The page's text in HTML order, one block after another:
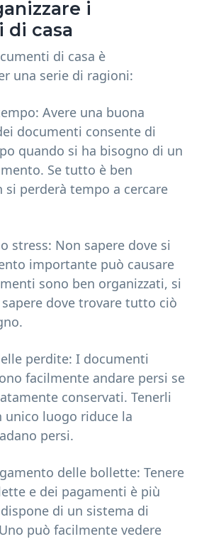
i
di casa
di casa è
una serie di ragioni:
Avere una buona
documenti consente di
quando si ha bisogno di un
Se tutto è ben
si perderà tempo a cercare
stress: Non sapere dove si
importante può causare
sono ben organizzati, si
dove trovare tutto ciò
perdite: I documenti
facilmente andare persi se
conservati. Tenerli
unico luogo riduce la
persi.
delle bollette: Tenere
e dei pagamenti è più
di un sistema di
può facilmente vedere